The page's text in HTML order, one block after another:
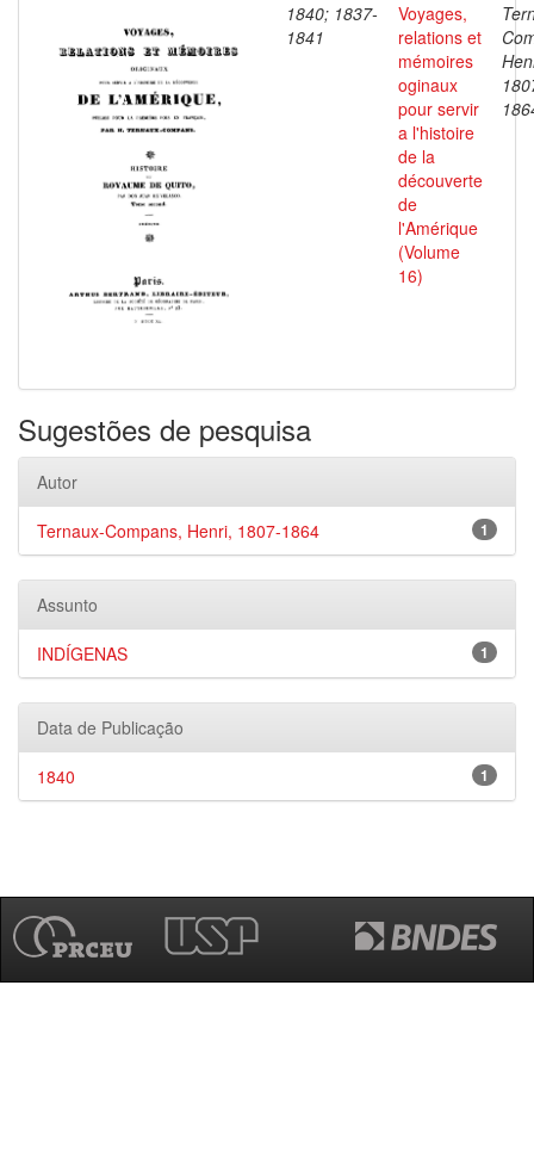
1840; 1837-
1841
Voyages,
relations et
mémoires
oginaux
pour servir
a l'histoire
de la
découverte
de
l'Amérique
(Volume
16)
Sugestões de pesquisa
Autor
1
Ternaux-Compans, Henri, 1807-1864
Assunto
1
INDÍGENAS
Data de Publicação
1
1840